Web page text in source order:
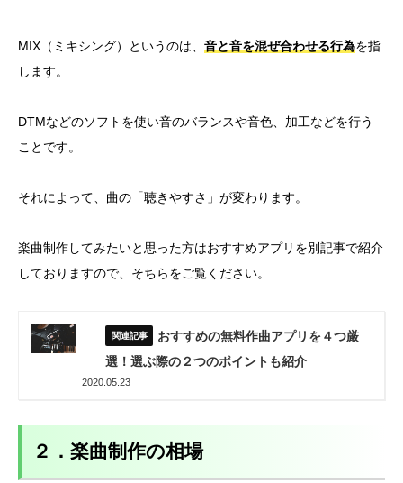
MIX（ミキシング）というのは、 音と音を混ぜ合わせる行為を指
します。
DTMなどのソフトを使い音のバランスや音色、加工などを行う
ことです。
それによって、曲の「聴きやすさ」が変わります。
楽曲制作してみたいと思った方はおすすめアプリを別記事で紹介
しておりますので、そちらをご覧ください。
おすすめの無料作曲アプリを４つ厳
選！選ぶ際の２つのポイントも紹介
2020.05.23
２．楽曲制作の相場